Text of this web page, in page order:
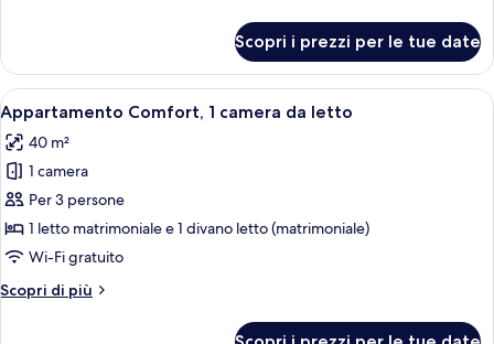
1
camera
da
letto
Scopri i prezzi per le tue date
Apri
tutte
le
foto
per
Appartamento
Comfort,
camera
Un soggiorno moderno con un
7
Appartamento Comfort, 1 camera da letto
40 m²
1 camera
Per 3 persone
1 letto matrimoniale e 1 divano letto (matrimoniale)
Wi-Fi gratuito
Scopri di più
Altri